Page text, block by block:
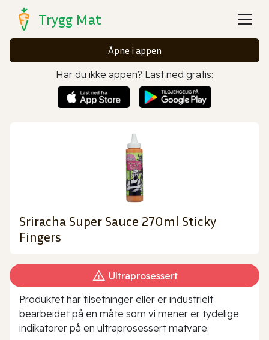
Trygg Mat
Åpne i appen
Har du ikke appen? Last ned gratis:
Sriracha Super Sauce 270ml Sticky
Fingers
Ultraprosessert
Produktet har tilsetninger eller er industrielt
bearbeidet på en måte som vi mener er tydelige
indikatorer på en ultraprosessert matvare.